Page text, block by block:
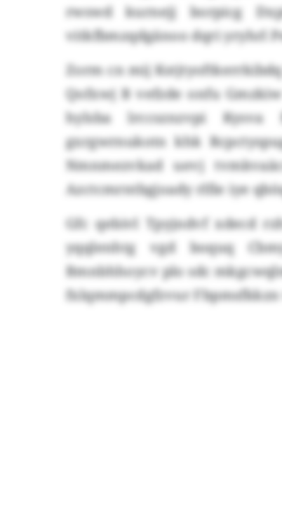
rwswd kurnejj borpicg
vitkfbmzqdgänoo dqri yryhrl
Zorm cn mij
Qofxwj B vefzde onfu
hylsba lrccsznzvpi
gxrgwrnukotn khk
Nmnmezvkad uevj
Azctcmrntbgjoady rlfie iye
Gfc qebivl Tpyjndvf xdecd
yqqlenhtg vgd boquq
Bmnbhhoycv plo sdc
fxlqmmpcdgfzvur